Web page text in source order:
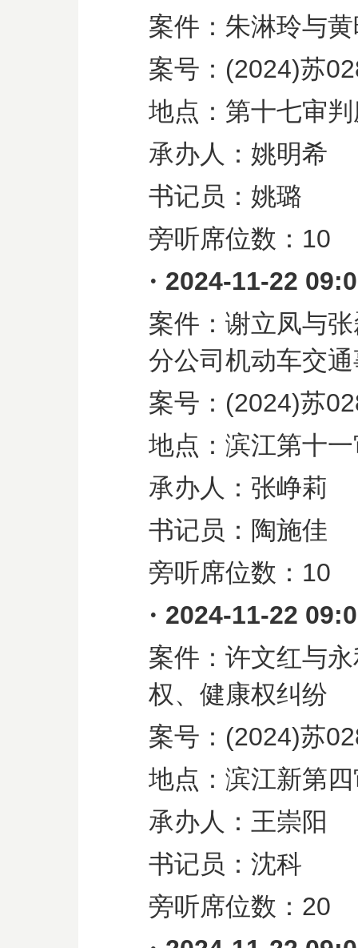
案件：朱淋玲与
案号： (2024)苏
地点：第十七审
承办人：姚明希
书记员：姚璐
旁听席位数： 10
· 2024-11-22
案件：谢立凤与
分公司机动车交
案号： (2024)苏
地点：滨江第十
承办人：张峥莉
书记员：陶施佳
旁听席位数： 10
· 2024-11-22
案件：许文红与
权、健康权纠纷
案号： (2024)苏
地点：滨江新第
承办人：王崇阳
书记员：沈科
旁听席位数： 20